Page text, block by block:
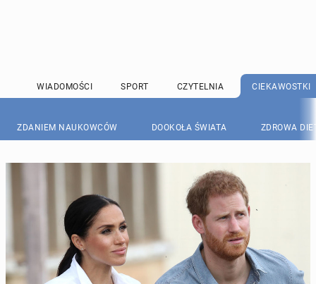
WIADOMOŚCI SPORT CZYTELNIA CIEKAWOSTKI
ZDANIEM NAUKOWCÓW DOOKOŁA ŚWIATA ZDROWA